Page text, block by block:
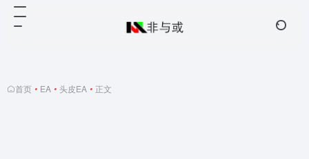
首页 • EA • 头皮EA • 正文